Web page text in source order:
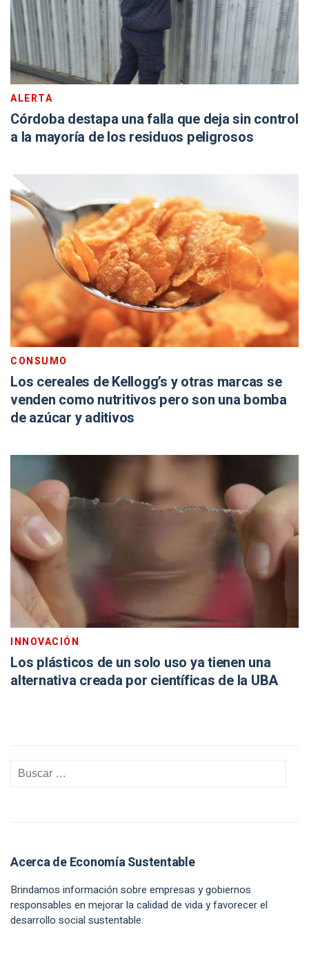
ALERTA
Córdoba destapa una falla que deja sin control
a la mayoría de los residuos peligrosos
CONSUMO
Los cereales de Kellogg’s y otras marcas se
venden como nutritivos pero son una bomba
de azúcar y aditivos
INNOVACIÓN
Los plásticos de un solo uso ya tienen una
alternativa creada por científicas de la UBA
Acerca de Economía Sustentable
Brindamos información sobre empresas y gobiernos
responsables en mejorar la calidad de vida y favorecer el
desarrollo social sustentable.